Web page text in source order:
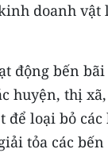
doanh
động bến
huyện, thị
loại bỏ
tỏa các